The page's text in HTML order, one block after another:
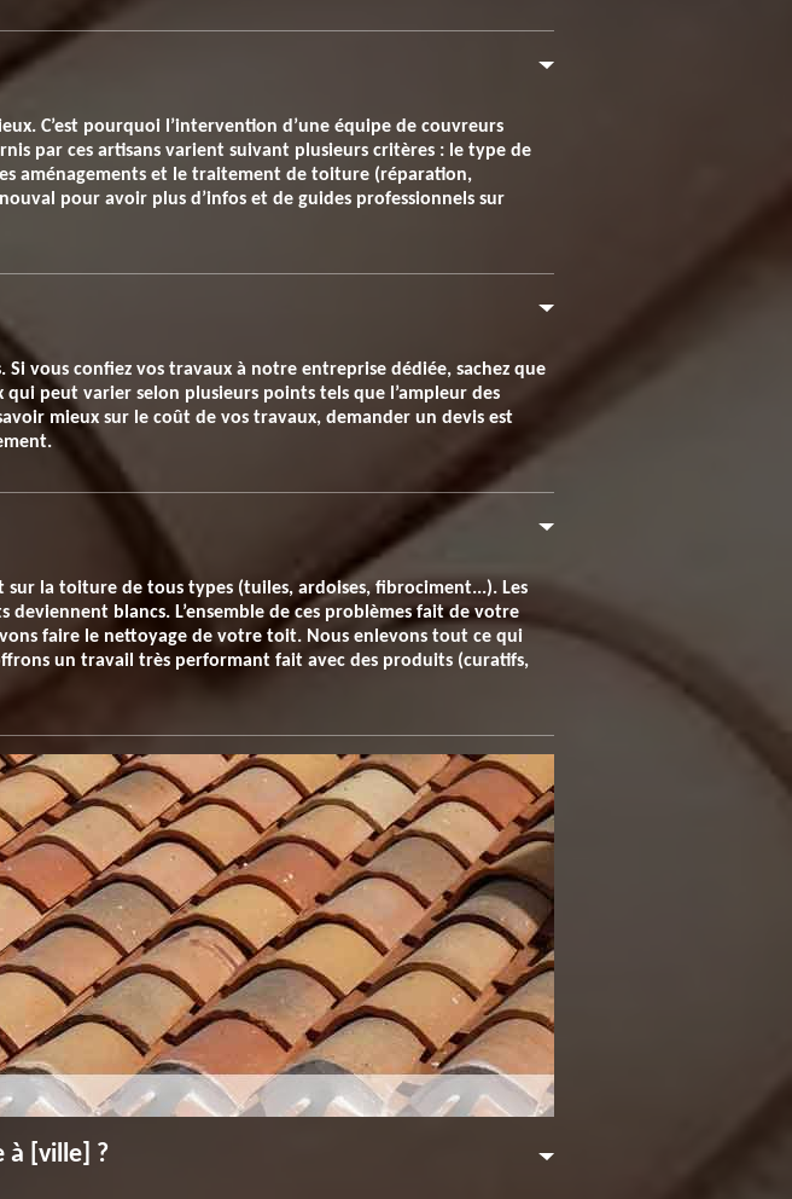
C’est pourquoi l’intervention d’une équipe de couvreurs
par ces artisans varient suivant plusieurs critères : le type de
aménagements et le traitement de toiture (réparation,
pour avoir plus d’infos et de guides professionnels sur
vous confiez vos travaux à notre entreprise dédiée, sachez que
peut varier selon plusieurs points tels que l’ampleur des
mieux sur le coût de vos travaux, demander un devis est
sur la toiture de tous types (tuiles, ardoises, fibrociment...). Les
blancs. L’ensemble de ces problèmes fait de votre
faire le nettoyage de votre toit. Nous enlevons tout ce qui
un travail très performant fait avec des produits (curatifs,
à [ville] ?